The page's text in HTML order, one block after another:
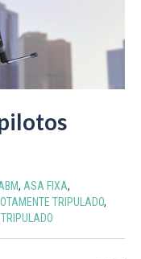
, ASA FIXA,
TRIPULADO,